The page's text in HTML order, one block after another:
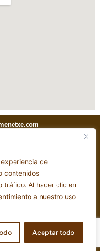
de
contenidos
tráfico. Al hacer clic en
a nuestro uso
Aceptar todo
légales
de cookies